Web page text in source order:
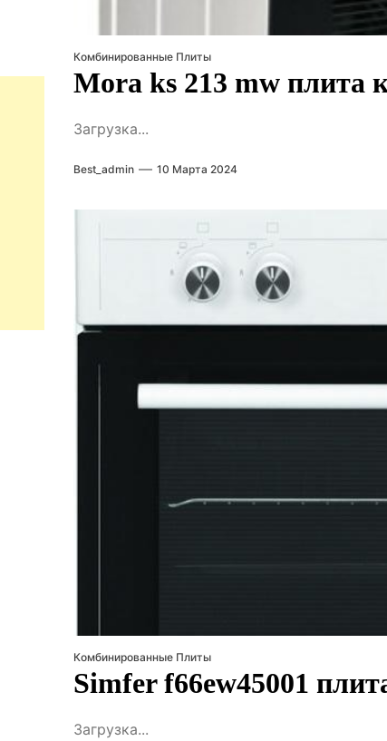
Комбинированные Плиты
Mora ks 213 mw плита
Загрузка...
Best_admin 10 Марта 2024
Комбинированные Плиты
Simfer f66ew45001
Загрузка...